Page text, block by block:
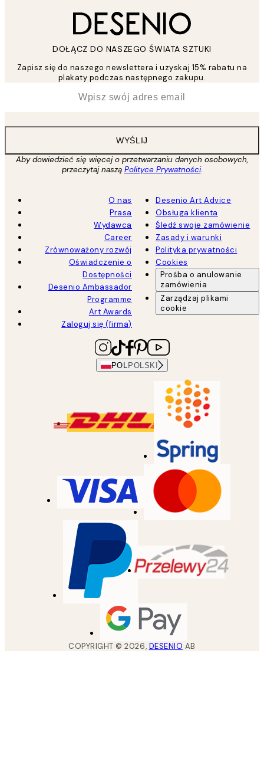
DOŁĄCZ DO NASZEGO ŚWIATA SZTUKI
Zapisz się do naszego newslettera i uzyskaj 15% rabatu na
plakaty podczas następnego zakupu.
WYŚLIJ
Aby dowiedzieć się więcej o przetwarzaniu danych osobowych,
przeczytaj naszą Polityce Prywatności.
O nas
Prasa
Wydawca
Career
Zrównoważony rozwój
Oświadczenie o
Dostępności
Desenio Ambassador
Programme
Art Awards
Zaloguj się (firma)
Desenio Art Advice
Obsługa klienta
Śledź swoje zamówienie
Zasady i warunki
Polityka prywatności
Cookies
Prośba o anulowanie
zamówienia
Zarządzaj plikami
cookie
POL POLSKI
COPYRIGHT ©2026, DESENIO AB